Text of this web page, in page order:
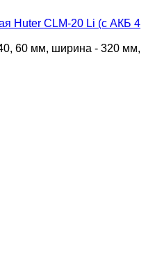
Huter CLM-20 Li (с АКБ 4
60 мм, ширина - 320 мм,